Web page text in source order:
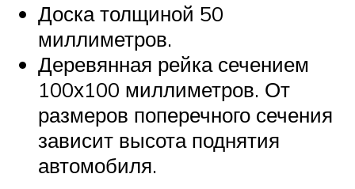
Доска толщиной 50
миллиметров.
Деревянная рейка сечением
100х100 миллиметров. От
размеров поперечного сечения
зависит высота поднятия
автомобиля.